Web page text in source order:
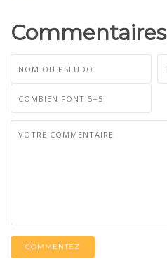
Commentaires
COMMENTEZ